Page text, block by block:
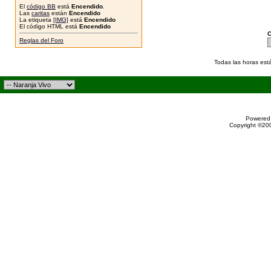
El código BB está Encendido
Las caritas están Encendido
La etiqueta [IMG] está Encendido
El código HTML está Encendido
Reglas del Foro
Todas las horas
Copyright